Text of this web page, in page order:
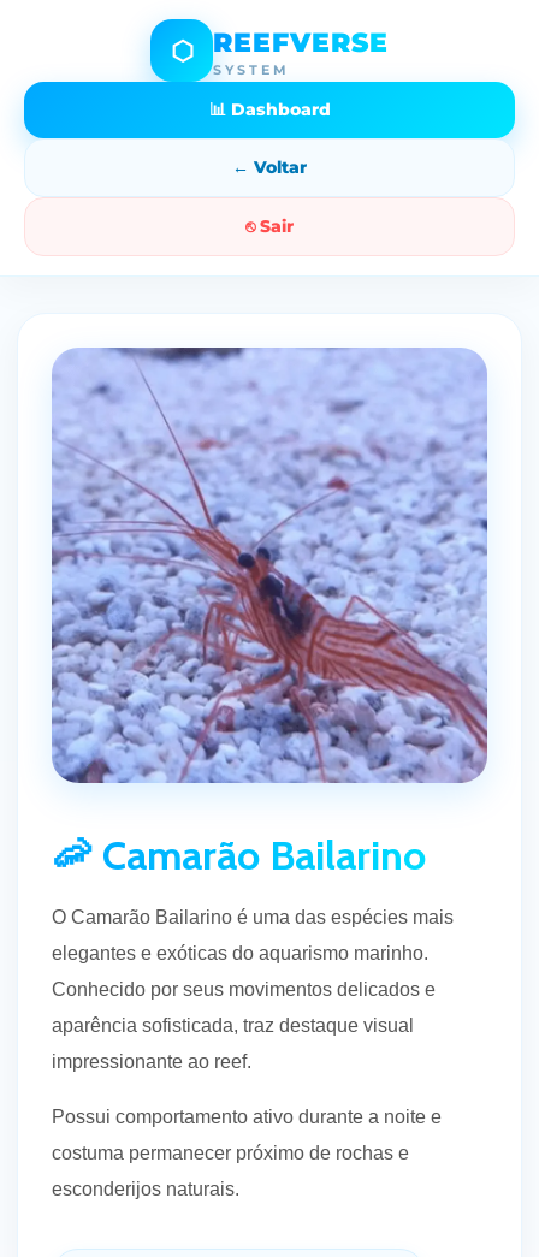
⬡ REEFVERSE
SYSTEM
📊 Dashboard
← Voltar
⎋ Sair
🦐 Camarão Bailarino
O Camarão Bailarino é uma das espécies mais
elegantes e exóticas do aquarismo marinho.
Conhecido por seus movimentos delicados e
aparência sofisticada, traz destaque visual
impressionante ao reef.
Possui comportamento ativo durante a noite e
costuma permanecer próximo de rochas e
esconderijos naturais.